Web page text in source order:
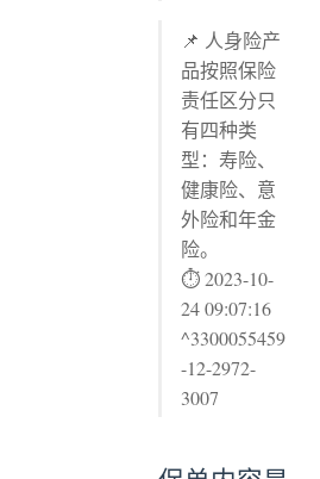
📌 人身险产
品按照保险
责任区分只
有四种类
型：寿险、
健康险、意
外险和年金
险。
⏱ 2023-10-
24 09:07:16
^3300055459
-12-2972-
3007